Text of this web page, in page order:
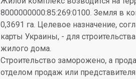
8000000000:85:269:0100. Земля в
0,3691 га. Целевое назначение,
карты Украины, - для
жилого дома.
Строительство заморожено, а
отделом продаж или